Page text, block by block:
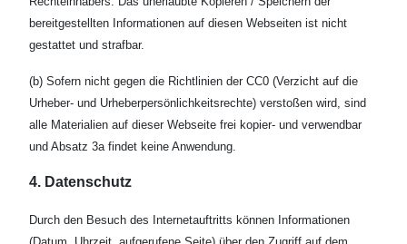
bereitgestellten Informationen auf diesen Webseiten ist nicht
gestattet und strafbar.
(b) Sofern nicht gegen die Richtlinien der CC0 (Verzicht auf die
Urheber- und Urheberpersönlichkeitsrechte) verstoßen wird, sind
alle Materialien auf dieser Webseite frei kopier- und verwendbar
und Absatz 3a findet keine Anwendung.
4. Datenschutz
Durch den Besuch des Internetauftritts können Informationen